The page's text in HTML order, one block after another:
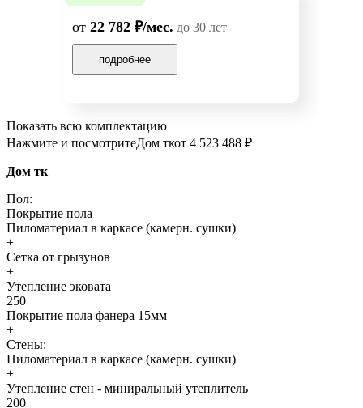
от 22 782 ₽/мес. до 30 лет
подробнее
Показать всю комплектацию
Нажмите и посмотритеДом ткот 4 523 488 ₽
Дом тк
Пол:
Покрытие пола
Пиломатериал в каркасе (камерн. сушки)
+
Сетка от грызунов
+
Утепление эковата
250
Покрытие пола фанера 15мм
+
Стены:
Пиломатериал в каркасе (камерн. сушки)
+
Утепление стен - миниральный утеплитель
200